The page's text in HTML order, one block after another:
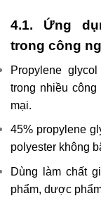
4.1. Ứng
trong công
Propylene
trong nhiều
mại.
45% propylene
polyester không
Dùng làm chất
phẩm, dược